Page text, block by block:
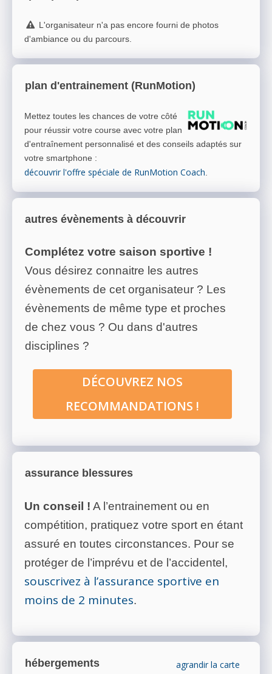
L'organisateur n'a pas encore fourni de photos
d'ambiance ou du parcours.
plan d'entrainement (RunMotion)
Mettez toutes les chances de votre côté
pour réussir votre course avec votre plan
d'entraînement personnalisé et des conseils adaptés sur
votre smartphone :
découvrir l'offre spéciale de RunMotion Coach.
autres évènements à découvrir
Complétez votre saison sportive !
Vous désirez connaitre les autres
évènements de cet organisateur ? Les
évènements de même type et proches
de chez vous ? Ou dans d'autres
disciplines ?
DÉCOUVREZ NOS
RECOMMANDATIONS !
assurance blessures
Un conseil ! A l’entrainement ou en
compétition, pratiquez votre sport en étant
assuré en toutes circonstances. Pour se
protéger de l’imprévu et de l’accidentel,
souscrivez à l’assurance sportive en
moins de 2 minutes.
hébergements
agrandir la carte